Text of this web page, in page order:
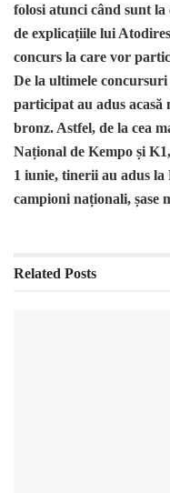
folosi atunci când sunt
de explicațiile lui
concurs la care vor
De la ultimele
participat au adus
bronz. Astfel, de la cea
Național de Kempo și
1 iunie, tinerii au adus
campioni naționali, șase
Related Posts